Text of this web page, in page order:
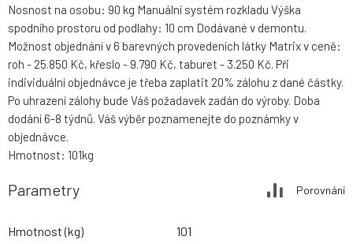
Nosnost na osobu: 90 kg Manuální systém rozkladu Výška
spodního prostoru od podlahy: 10 cm Dodávané v demontu.
Možnost objednání v 6 barevných provedeních látky Matrix v ceně:
roh - 25.850 Kč, křeslo - 9.790 Kč, taburet - 3.250 Kč. Při
individuální objednávce je třeba zaplatit 20% zálohu z dané částky.
Po uhrazení zálohy bude Váš požadavek zadán do výroby. Doba
dodání 6-8 týdnů. Váš výběr poznamenejte do poznámky v
objednávce.
Hmotnost: 101kg
Parametry Porovnání
Hmotnost (kg) 101